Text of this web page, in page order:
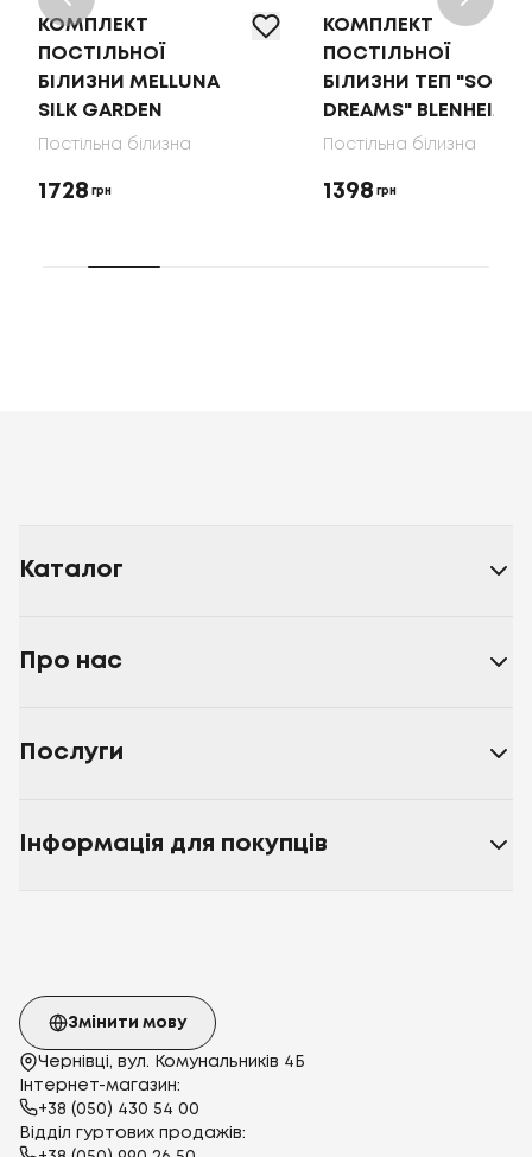
КОМПЛЕКТ
ПОСТІЛЬНОЇ
БІЛИЗНИ MELLUNA
SILK GARDEN
Постільна білизна
1728 грн
КОМПЛЕКТ
ПОСТІЛЬНОЇ
БІЛИЗНИ ТЕП "SOFT
DREAMS" BLENHEIM
Постільна білизна
1398 грн
Каталог
Про нас
Послуги
Інформація для покупців
Чернівці, вул. Комунальників 4Б
Інтернет-магазин:
+38 (050) 430 54 00
Відділ гуртових продажів:
Змінити мову